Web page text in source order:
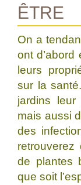
ÊTRE
On a
ont
leurs
sur la
jardins
mais aussi
des
de plantes
que soit